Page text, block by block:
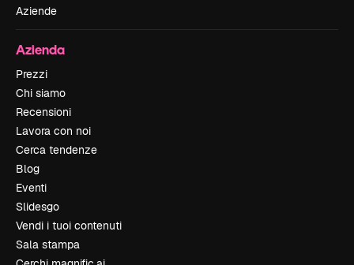
Aziende
Azienda
Prezzi
Chi siamo
Recensioni
Lavora con noi
Cerca tendenze
Blog
Eventi
Slidesgo
Vendi i tuoi contenuti
Sala stampa